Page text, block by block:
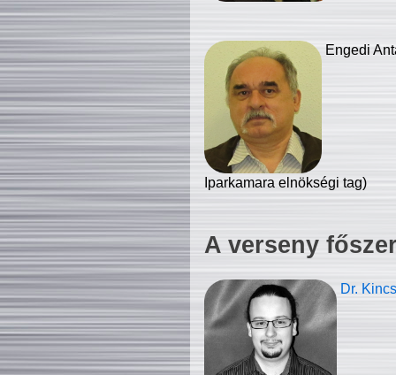
Engedi
Iparkamara elnökségi tag)
A verseny
Dr.